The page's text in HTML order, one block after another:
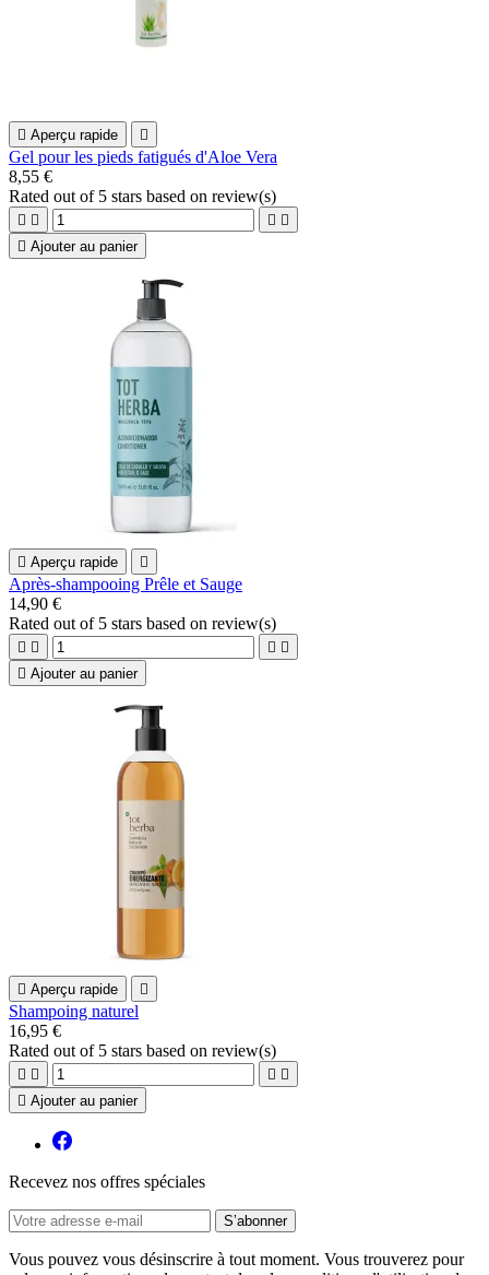
 Aperçu rapide 
Gel pour les pieds fatigués d'Aloe Vera
8,55 €
Rated out of 5 stars based on review(s)
   
 Ajouter au panier
 Aperçu rapide 
Après-shampooing Prêle et Sauge
14,90 €
Rated out of 5 stars based on review(s)
   
 Ajouter au panier
 Aperçu rapide 
Shampoing naturel
16,95 €
Rated out of 5 stars based on review(s)
   
 Ajouter au panier
Recevez nos offres spéciales
Vous pouvez vous désinscrire à tout moment. Vous trouverez pour